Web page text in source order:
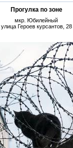
Прогулка по зоне
мкр. Юбилейный
улица Героев курсантов, 28